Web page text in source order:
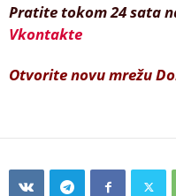
Pratite tokom 24 sata
Vkontakte
Otvorite novu mrežu